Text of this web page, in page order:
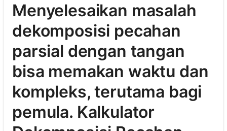
Menyelesaikan masalah
dekomposisi pecahan
parsial dengan tangan
bisa memakan waktu dan
kompleks, terutama bagi
pemula. Kalkulator